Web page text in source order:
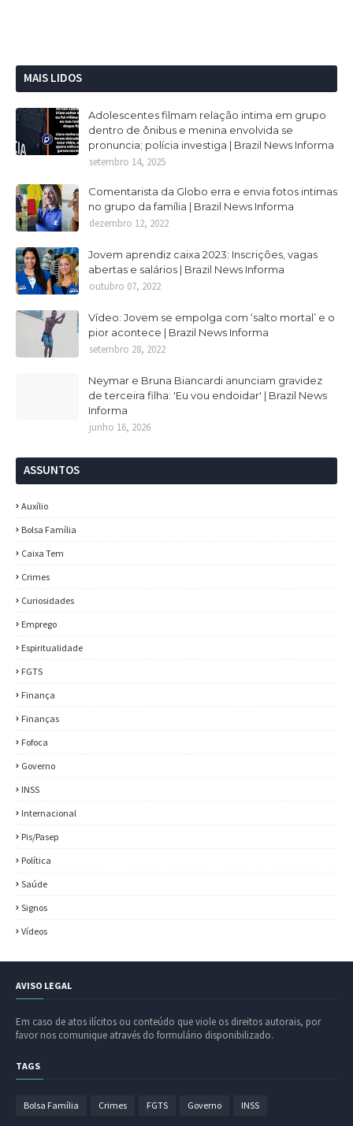
MAIS LIDOS
Adolescentes filmam relação intima em grupo
dentro de ônibus e menina envolvida se
pronuncia; polícia investiga | Brazil News Informa
setembro 14, 2025
Comentarista da Globo erra e envia fotos intimas
no grupo da família | Brazil News Informa
dezembro 12, 2022
Jovem aprendiz caixa 2023: Inscrições, vagas
abertas e salários | Brazil News Informa
outubro 07, 2022
Vídeo: Jovem se empolga com ‘salto mortal’ e o
pior acontece | Brazil News Informa
setembro 28, 2022
Neymar e Bruna Biancardi anunciam gravidez
de terceira filha: 'Eu vou endoidar' | Brazil News
Informa
junho 16, 2026
ASSUNTOS
Auxílio
Bolsa Família
Caixa Tem
Crimes
Curiosidades
Emprego
Espiritualidade
FGTS
Finança
Finanças
Fofoca
Governo
INSS
Internacional
Pis/Pasep
Política
Saúde
Signos
Vídeos
AVISO LEGAL
Em caso de atos ilícitos ou conteúdo que viole os direitos autorais, por
favor nos comunique através do formulário disponibilizado.
TAGS
Bolsa Família Crimes FGTS Governo INSS